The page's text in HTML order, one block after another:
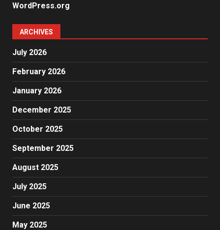
WordPress.org
ARCHIVES
July 2026
February 2026
January 2026
December 2025
October 2025
September 2025
August 2025
July 2025
June 2025
May 2025